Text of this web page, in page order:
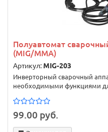
Полуавтомат
(MIG/MMA)
Артикул: MIG-203
Инверторный сварочный
необходимыми функциями
99.00 руб.